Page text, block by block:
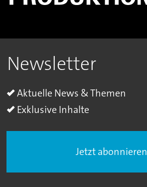
Newsletter
Aktuelle News & Themen
Exklusive Inhalte
Jetzt abonnieren